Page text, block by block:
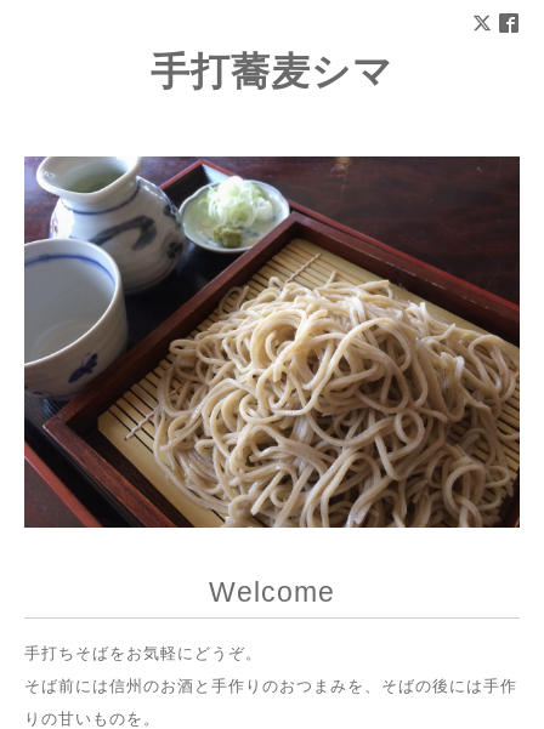
手打蕎麦シマ
Welcome
手打ちそばをお気軽にどうぞ。
そば前には信州のお酒と手作りのおつまみを、そばの後には手作
りの甘いものを。